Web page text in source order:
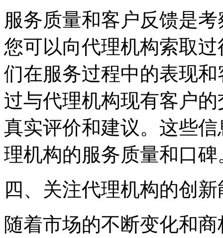
服务质量和客户反馈是
您可以向代理机构索取
们在服务过程中的表现
过与代理机构现有客户
真实评价和建议。这些
理机构的服务质量和口碑
四、关注代理机构的创
随着市场的不断变化和